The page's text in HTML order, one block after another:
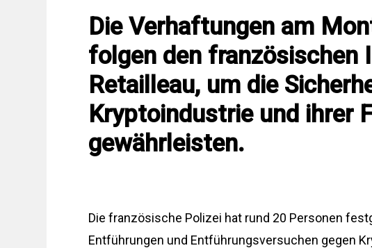
Die Verhaftungen am
folgen den französischen
Retailleau, um die
Kryptoindustrie und ihrer
gewährleisten.
Die französische Polizei hat rund 20 Personen
Entführungen und Entführungsversuchen gegen